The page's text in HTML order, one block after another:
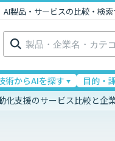
製品・サービスの比較・検索
検
索:
術からAIを探す 目的・
化支援のサービス比較と企